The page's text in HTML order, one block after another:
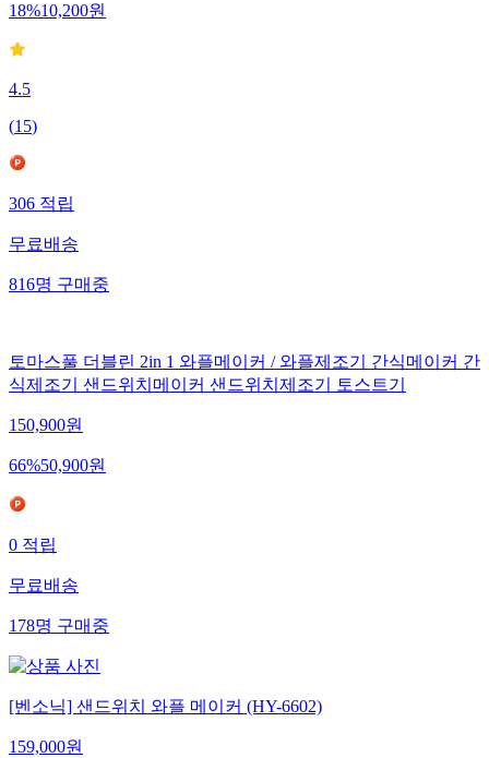
18%10,200원
4.5
(15)
306 적립
무료배송
816명 구매중
토마스풀 더블린 2in 1 와플메이커 / 와플제조기 간식메이커 간
식제조기 샌드위치메이커 샌드위치제조기 토스트기
150,900원
66%50,900원
0 적립
무료배송
178명 구매중
[벤소닉] 샌드위치 와플 메이커 (HY-6602)
159,000원